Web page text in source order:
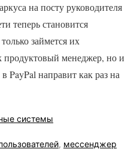
на посту руководителя
теперь становится
займется их
продуктовый менеджер, но и
PayPal направит как раз на
системы
, мессенджер